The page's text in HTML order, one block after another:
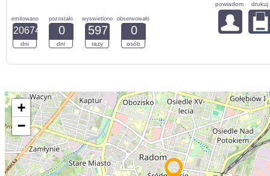
emitowano
20674
dni
pozostało
0
dni
wyswietlono
597
razy
obserwowało
0
osób
powiadom drukuj
+
−